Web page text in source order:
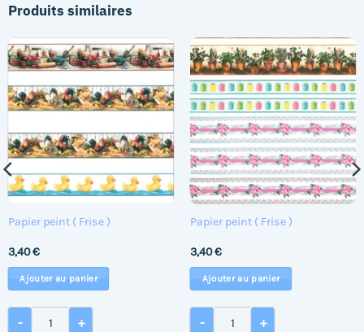
Produits similaires
Papier peint ( Frise )
3,40€
Ajouter au panier
-
quantité de Papier peint ( Frise )
+
Papier peint ( Frise )
3,40€
Ajouter au panier
-
quantité de Papier peint (
+